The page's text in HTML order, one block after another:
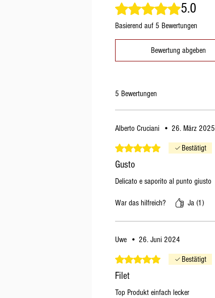
Mit 5 von 5 Sternen bewertet.
5.0
Basierend auf 5 Bewertungen
Bewertung abgeben
5 Bewertungen
Alberto Cruciani • 26. März 2025
Mit 5 von 5 Sternen bewertet.
Bestätigt
Gusto
Delicato e saporito al punto giusto
War das hilfreich? Ja (1)
Uwe • 26. Juni 2024
Mit 5 von 5 Sternen bewertet.
Bestätigt
Filet
Top Produkt einfach lecker